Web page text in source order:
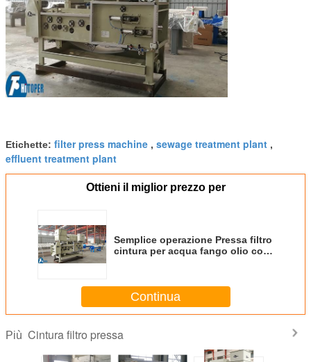
Etichette: filter press machine , sewage treatment plant ,
effluent treatment plant
Ottieni il miglior prezzo per
Semplice operazione Pressa filtro
cintura per acqua fango olio con
Continua
Più Cintura filtro pressa